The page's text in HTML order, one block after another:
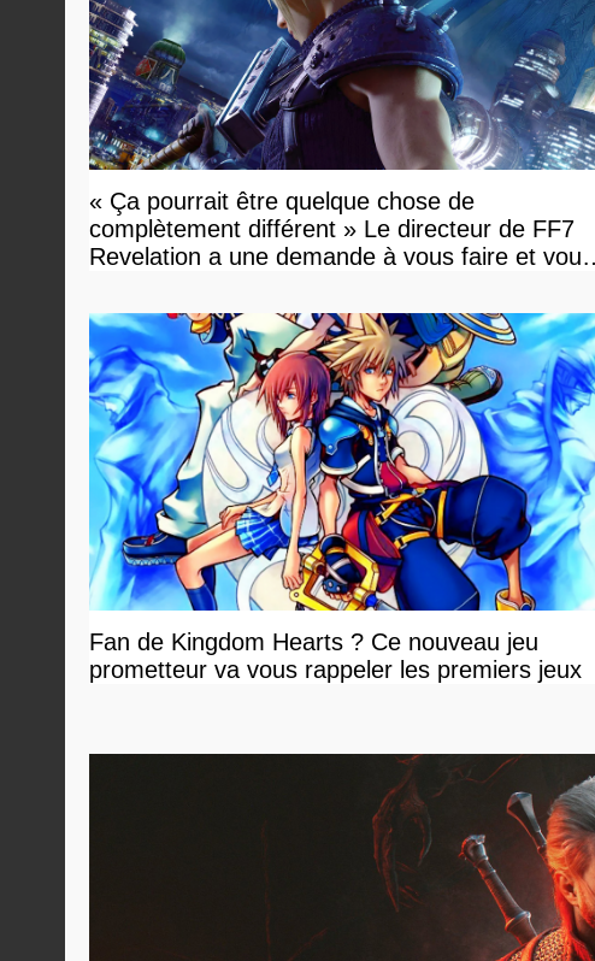
« Ça pourrait être quelque chose de
complètement différent » Le directeur de FF7
Revelation a une demande à vous faire et vous
Fan de Kingdom Hearts ? Ce nouveau jeu
prometteur va vous rappeler les premiers jeux